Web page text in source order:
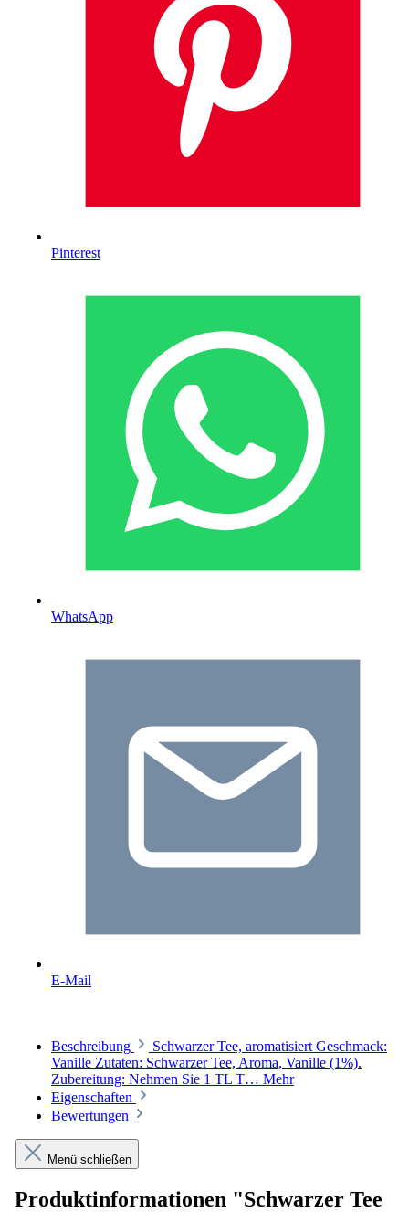
Pinterest
WhatsApp
E-Mail
Beschreibung
Schwarzer Tee, aromatisiert Geschmack:
Vanille Zutaten: Schwarzer Tee, Aroma, Vanille (1%).
Zubereitung: Nehmen Sie 1 TL T… Mehr
Eigenschaften
Bewertungen
Menü schließen
Produktinformationen "Schwarzer Tee